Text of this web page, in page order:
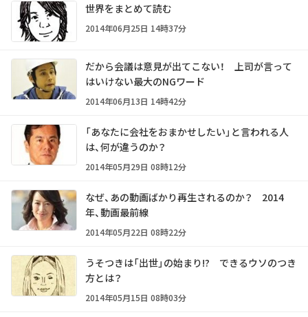
世界をまとめて読む
2014年06月25日 14時37分
だから会議は意見が出てこない！ 上司が言って
はいけない最大のNGワード
2014年06月13日 14時42分
「あなたに会社をおまかせしたい」と言われる人
は、何が違うのか？
2014年05月29日 08時12分
なぜ、あの動画ばかり再生されるのか？ 2014
年、動画最前線
2014年05月22日 08時22分
うそつきは「出世」の始まり!? できるウソのつき
方とは？
2014年05月15日 08時03分